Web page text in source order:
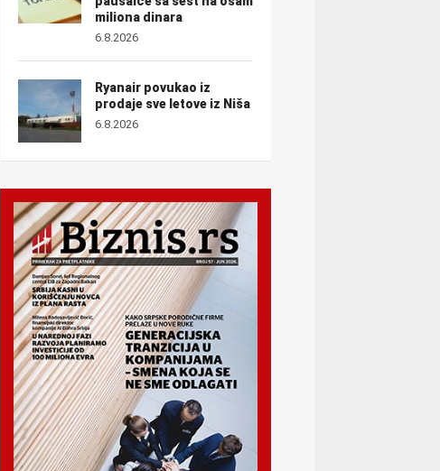
miliona dinara
6.8.2026
Ryanair povukao iz
prodaje sve letove iz Niša
6.8.2026